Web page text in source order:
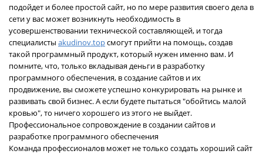
подойдет и более простой сайт, но по мере развития своего дела в
сети у вас может возникнуть необходимость в
усовершенствовании технической составляющей, и тогда
специалисты akudinov.topсмогут прийти на помощь, создав
такой программный продукт, который нужен именно вам. И
помните, что, только вкладывая деньги в разработку
программного обеспечения, в создание сайтов и их
продвижение, вы сможете успешно конкурировать на рынке и
развивать свой бизнес. А если будете пытаться "обойтись малой
кровью", то ничего хорошего из этого не выйдет.
Профессиональное сопровождение в создании сайтов и
разработке программного обеспечения
Команда профессионалов может не только создать хороший сайт